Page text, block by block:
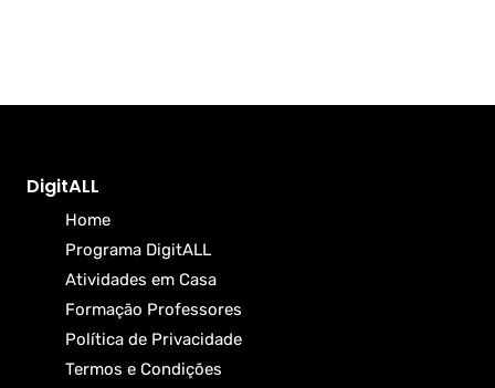
DigitALL
Home
Programa DigitALL
Atividades em Casa
Formação Professores
Política de Privacidade
Termos e Condições